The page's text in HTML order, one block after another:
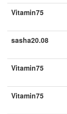
Vitamin75
sasha20.08
Vitamin75
Vitamin75